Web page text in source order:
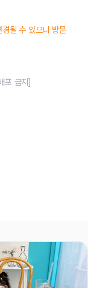
될 수 있으니 방문
포 금지]